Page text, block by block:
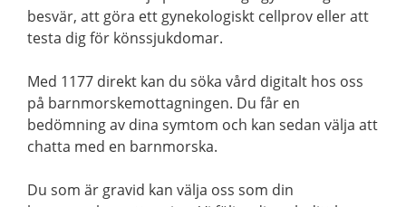
besvär, att göra ett gynekologiskt cellprov eller att
testa dig för könssjukdomar.
Med 1177 direkt kan du söka vård digitalt hos oss
på barnmorskemottagningen. Du får en
bedömning av dina symtom och kan sedan välja att
chatta med en barnmorska.
Du som är gravid kan välja oss som din